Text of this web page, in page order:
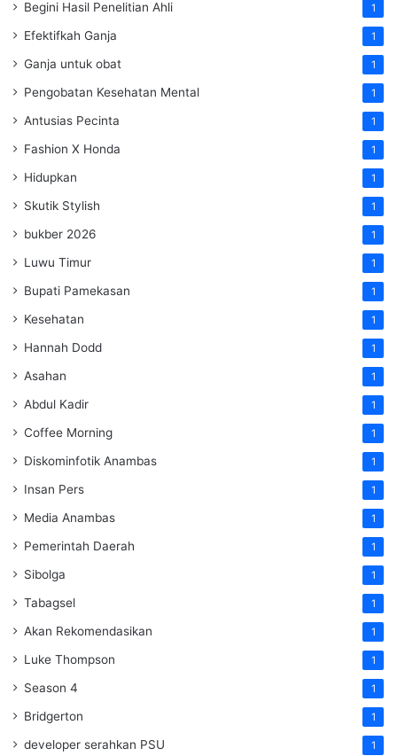
Begini Hasil Penelitian Ahli 1
Efektifkah Ganja 1
Ganja untuk obat 1
Pengobatan Kesehatan Mental 1
Antusias Pecinta 1
Fashion X Honda 1
Hidupkan 1
Skutik Stylish 1
bukber 2026 1
Luwu Timur 1
Bupati Pamekasan 1
Kesehatan 1
Hannah Dodd 1
Asahan 1
Abdul Kadir 1
Coffee Morning 1
Diskominfotik Anambas 1
Insan Pers 1
Media Anambas 1
Pemerintah Daerah 1
Sibolga 1
Tabagsel 1
Akan Rekomendasikan 1
Luke Thompson 1
Season 4 1
Bridgerton 1
developer serahkan PSU 1